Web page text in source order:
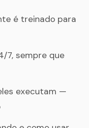
é treinado para
7, sempre que
executam —